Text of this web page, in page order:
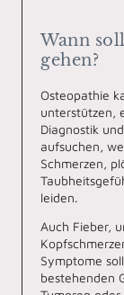
Wann
gehen?
Osteopathie
unterstützen,
Diagnostik
aufsuchen,
Schmerzen,
leiden.
Auch Fieber,
Symptome
bestehenden